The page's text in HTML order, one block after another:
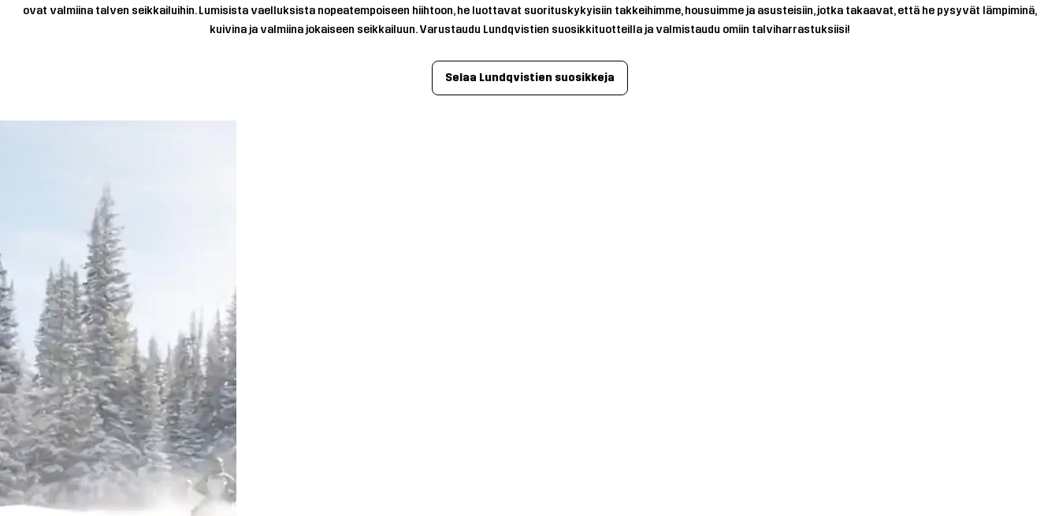
ovat valmiina talven seikkailuihin. Lumisista vaelluksista nopeatempoiseen hiihtoon, he luottavat suorituskykyisiin takkeihimme, housuimme ja asusteisiin, jotka takaavat, että he pysyvät lämpiminä,
kuivina ja valmiina jokaiseen seikkailuun. Varustaudu Lundqvistien suosikkituotteilla ja valmistaudu omiin talviharrastuksiisi!
Selaa Lundqvistien suosikkeja